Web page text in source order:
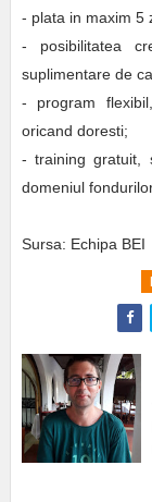
- plata in maxim 5
- posibilitatea
suplimentare de
- program
oricand doresti;
- training gratuit,
domeniul
Sursa: Echipa BEI